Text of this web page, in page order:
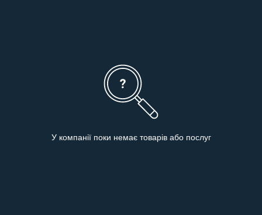
У компанії поки немає товарів або послуг